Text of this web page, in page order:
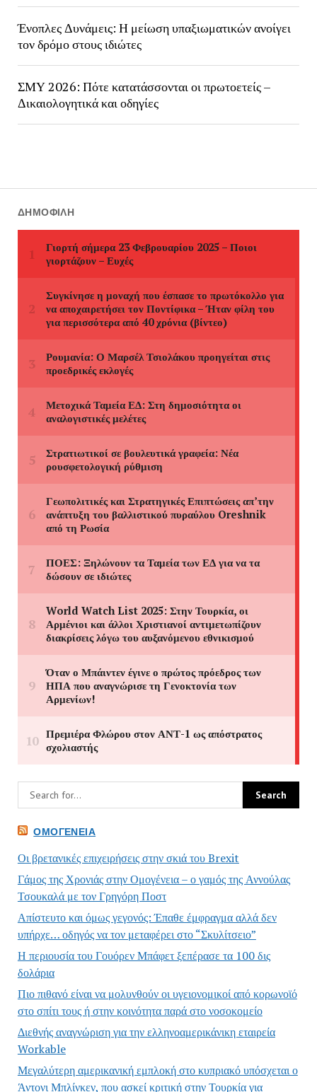
Ένοπλες Δυνάμεις: Η μείωση υπαξιωματικών ανοίγει
τον δρόμο στους ιδιώτες
ΣΜΥ 2026: Πότε κατατάσσονται οι πρωτοετείς –
Δικαιολογητικά και οδηγίες
ΔΗΜΟΦΙΛΉ
ΟΜΟΓΈΝΕΙΑ
Οι βρετανικές επιχειρήσεις στην σκιά του Brexit
Γάμος της Χρονιάς στην Ομογένεια – ο γαμός της Αννούλας
Τσουκαλά με τον Γρηγόρη Ποστ
Απίστευτο και όμως γεγονός: Έπαθε έμφραγμα αλλά δεν
υπήρχε… οδηγός να τον μεταφέρει στο “Σκυλίτσειο”
Η περιουσία του Γουόρεν Μπάφετ ξεπέρασε τα 100 δις
δολάρια
Πιο πιθανό είναι να μολυνθούν οι υγειονομικοί από κορωνοϊό
στο σπίτι τους ή στην κοινότητα παρά στο νοσοκομείο
Διεθνής αναγνώριση για την ελληνοαμερικάνικη εταιρεία
Workable
Μεγαλύτερη αμερικανική εμπλοκή στο κυπριακό υπόσχεται ο
Άντονι Μπλίνκεν, που ασκεί κριτική στην Τουρκία για